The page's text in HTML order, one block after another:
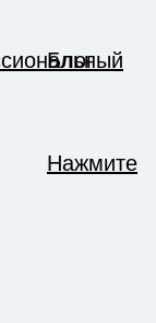
Блог
Нажмите